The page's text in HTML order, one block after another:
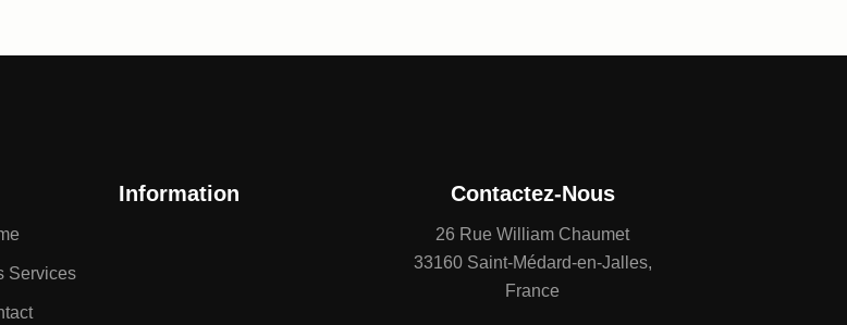
Information
Services
Contactez-Nous
26 Rue William Chaumet
33160 Saint-Médard-en-Jalles,
France